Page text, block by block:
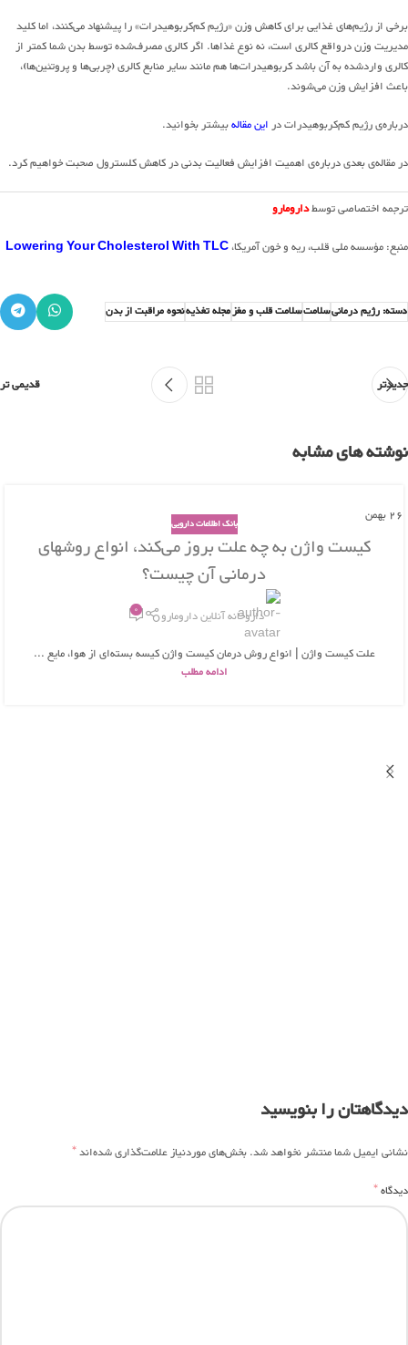
برخی از رژیم‌های غذایی برای کاهش وزن «رژیم کم‌کربوهیدرات» را پیشنهاد می‌کنند، اما کلید
مدیریت وزن درواقع کالری است، نه نوع غذاها. اگر کالری مصرف‌شده توسط بدن شما کمتر از
کالری واردشده به آن باشد کربوهیدرات‌ها هم مانند سایر منابع کالری (چربی‌ها و پروتئین‌ها)،
باعث افزایش وزن می‌شوند.
درباره‌ی رژیم کم‌کربوهیدرات دراین مقالهبیشتر بخوانید.
در مقاله‌ی بعدی درباره‌ی اهمیت افزایش فعالیت بدنی در کاهش کلسترول صحبت خواهیم کرد.
ترجمه اختصاصی توسطدارومارو
منبع: مؤسسه ملی قلب، ریه و خون آمریکا،Lowering Your Cholesterol With TLC
دسته: رژیم درمانیسلامتسلامت قلب و مغزمجله تغذیهنحوه مراقبت از بدن
جدیدتر قدیمی تر
نوشته های مشابه
26بهمن بانک اطلاعات دارویی
کیست واژن به چه علت بروز می‌کند، انواع روشهای
درمانی آن چیست؟
داروخانه آنلاین دارومارو 0
علت کیست واژن | انواع روش درمان کیست واژن کیسه بسته‌ای از هوا، مایع ...
ادامه مطلب
دیدگاهتان را بنویسید
نشانی ایمیل شما منتشر نخواهد شد.بخش‌های موردنیاز علامت‌گذاری شده‌اند*
دیدگاه*